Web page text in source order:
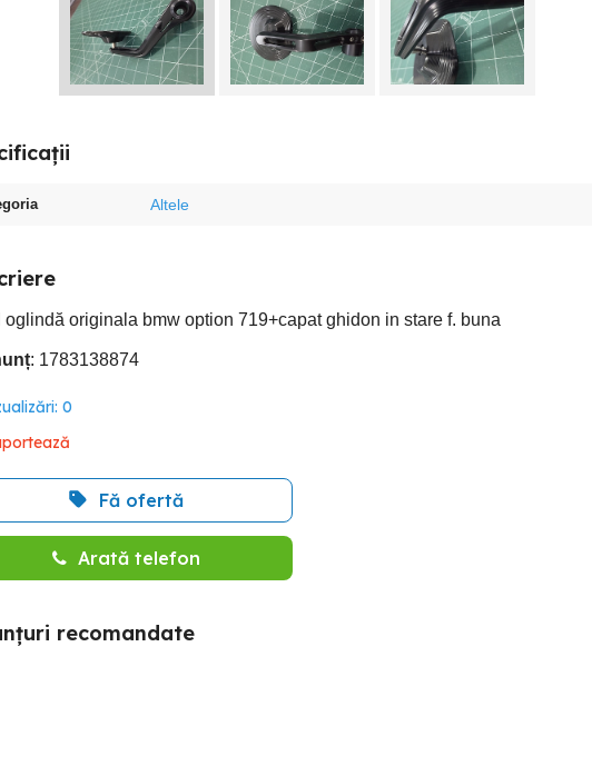
Altele
oglindă originala bmw option 719+capat ghidon in stare f. buna
: 1783138874
0
Fă ofertă
Arată telefon
recomandate